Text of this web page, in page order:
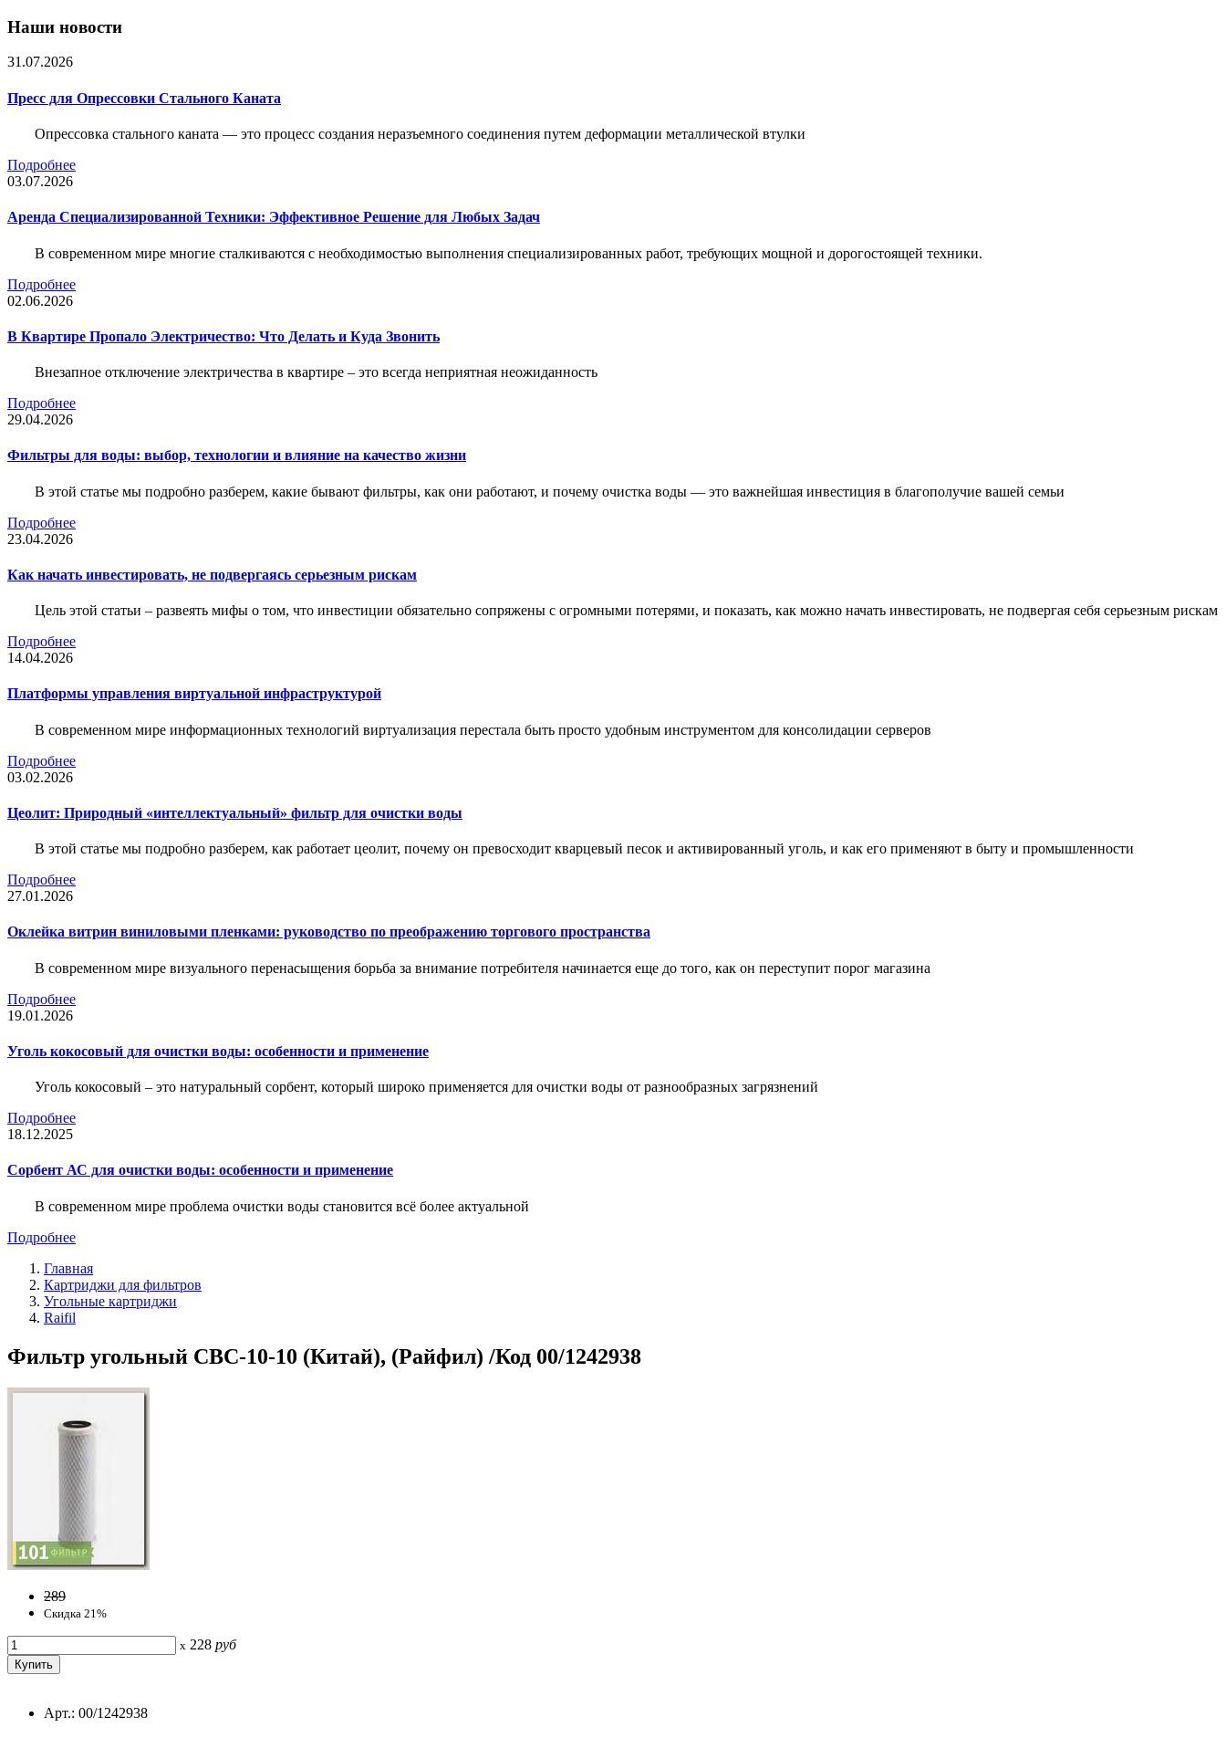
Наши новости
31.07.2026
Пресс для Опрессовки Стального Каната
Опрессовка стального каната — это процесс создания неразъемного соединения путем деформации металлической втулки
Подробнее
03.07.2026
Аренда Специализированной Техники: Эффективное Решение для Любых Задач
В современном мире многие сталкиваются с необходимостью выполнения специализированных работ, требующих мощной и дорогостоящей техники.
Подробнее
02.06.2026
В Квартире Пропало Электричество: Что Делать и Куда Звонить
Внезапное отключение электричества в квартире – это всегда неприятная неожиданность
Подробнее
29.04.2026
Фильтры для воды: выбор, технологии и влияние на качество жизни
В этой статье мы подробно разберем, какие бывают фильтры, как они работают, и почему очистка воды — это важнейшая инвестиция в благополучие вашей семьи
Подробнее
23.04.2026
Как начать инвестировать, не подвергаясь серьезным рискам
Цель этой статьи – развеять мифы о том, что инвестиции обязательно сопряжены с огромными потерями, и показать, как можно начать инвестировать, не подвергая себя серьезным рискам
Подробнее
14.04.2026
Платформы управления виртуальной инфраструктурой
В современном мире информационных технологий виртуализация перестала быть просто удобным инструментом для консолидации серверов
Подробнее
03.02.2026
Цеолит: Природный «интеллектуальный» фильтр для очистки воды
В этой статье мы подробно разберем, как работает цеолит, почему он превосходит кварцевый песок и активированный уголь, и как его применяют в быту и промышленности
Подробнее
27.01.2026
Оклейка витрин виниловыми пленками: руководство по преображению торгового пространства
В современном мире визуального перенасыщения борьба за внимание потребителя начинается еще до того, как он переступит порог магазина
Подробнее
19.01.2026
Уголь кокосовый для очистки воды: особенности и применение
Уголь кокосовый – это натуральный сорбент, который широко применяется для очистки воды от разнообразных загрязнений
Подробнее
18.12.2025
Сорбент АС для очистки воды: особенности и применение
В современном мире проблема очистки воды становится всё более актуальной
Подробнее
Главная
Картриджи для фильтров
Угольные картриджи
Raifil
Фильтр угольный CBC-10-10 (Китай), (Райфил) /Код 00/1242938
289
Скидка 21%
x 228 руб
Арт.: 00/1242938